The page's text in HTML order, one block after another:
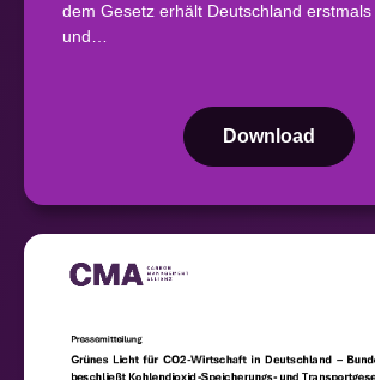
dem Gesetz erhält Deutschland
und…
Download